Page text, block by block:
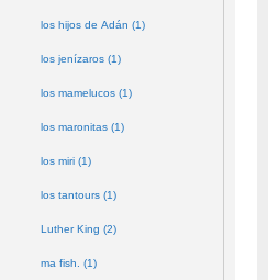
los hijos de Adán (1)
los jenízaros (1)
los mamelucos (1)
los maronitas (1)
los miri (1)
los tantours (1)
Luther King (2)
ma fish. (1)